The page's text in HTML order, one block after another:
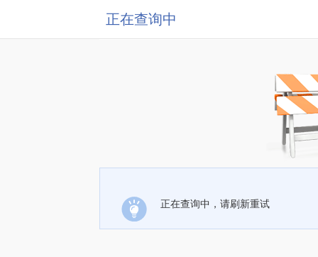
正在查询中
正在查询中，请刷新重试